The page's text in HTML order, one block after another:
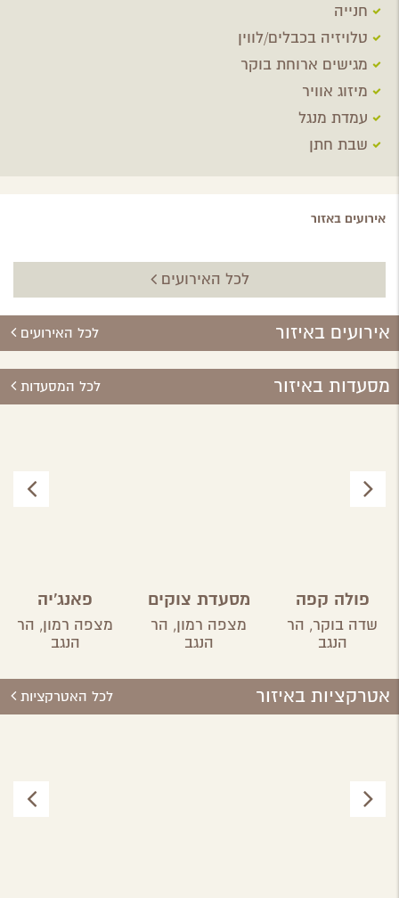
חנייה
טלויזיה בכבלים/לווין
מגישים ארוחת בוקר
מיזוג אוויר
עמדת מנגל
שבת חתן
אירועים באזור
לכל האירועים
אירועים באיזור לכל האירועים
מסעדות באיזור לכל המסעדות
פולה קפה
שדה בוקר, הר
הנגב
מסעדת צוקים
מצפה רמון, הר
הנגב
פאנג'יה
מצפה רמון, הר
הנגב
אטרקציות באיזור לכל האטרקציות